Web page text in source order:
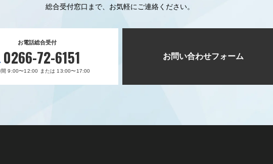
総合受付窓口まで、お気軽にご連絡ください。
お電話総合受付
0266-72-6151
間 9:00〜12:00 または 13:00〜17:00
お問い合わせフォーム